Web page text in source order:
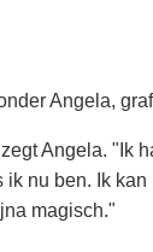
Angela,
Angela. "Ik
nu ben. Ik
magisch."